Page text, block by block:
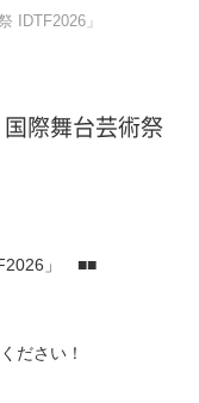
IDTF2026」
際舞台芸術祭
」 ■■
ださい！